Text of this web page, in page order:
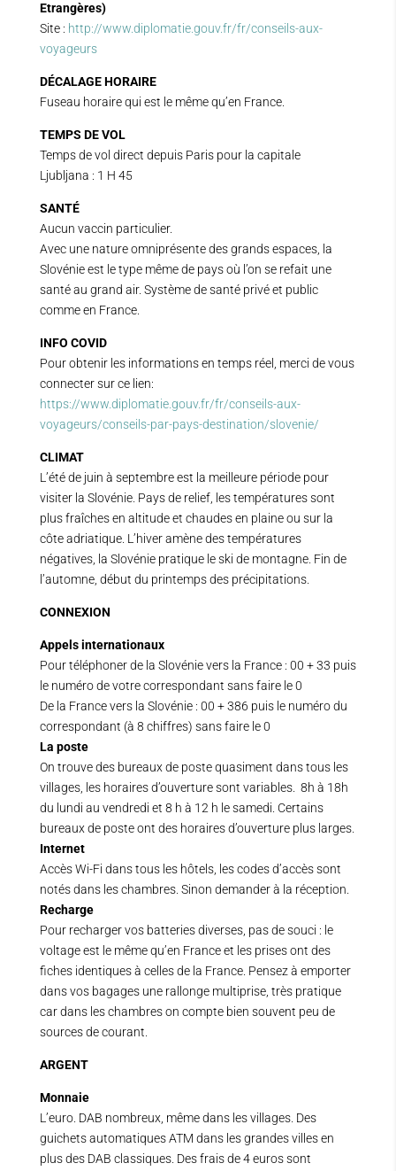
Etrangères)
Site : http://www.diplomatie.gouv.fr/fr/conseils-aux-
voyageurs
DÉCALAGE HORAIRE
Fuseau horaire qui est le même qu’en France.
TEMPS DE VOL
Temps de vol direct depuis Paris pour la capitale
Ljubljana : 1 H 45
SANTÉ
Aucun vaccin particulier.
Avec une nature omniprésente des grands espaces, la
Slovénie est le type même de pays où l’on se refait une
santé au grand air. Système de santé privé et public
comme en France.
INFO COVID
Pour obtenir les informations en temps réel, merci de vous
connecter sur ce lien:
https://www.diplomatie.gouv.fr/fr/conseils-aux-
voyageurs/conseils-par-pays-destination/slovenie/
CLIMAT
L’été de juin à septembre est la meilleure période pour
visiter la Slovénie. Pays de relief, les températures sont
plus fraîches en altitude et chaudes en plaine ou sur la
côte adriatique. L’hiver amène des températures
négatives, la Slovénie pratique le ski de montagne. Fin de
l’automne, début du printemps des précipitations.
CONNEXION
Appels internationaux
Pour téléphoner de la Slovénie vers la France : 00 + 33 puis
le numéro de votre correspondant sans faire le 0
De la France vers la Slovénie : 00 + 386 puis le numéro du
correspondant (à 8 chiffres) sans faire le 0
La poste
On trouve des bureaux de poste quasiment dans tous les
villages, les horaires d’ouverture sont variables. 8h à 18h
du lundi au vendredi et 8 h à 12 h le samedi. Certains
bureaux de poste ont des horaires d’ouverture plus larges.
Internet
Accès Wi-Fi dans tous les hôtels, les codes d’accès sont
notés dans les chambres. Sinon demander à la réception.
Recharge
Pour recharger vos batteries diverses, pas de souci : le
voltage est le même qu’en France et les prises ont des
fiches identiques à celles de la France. Pensez à emporter
dans vos bagages une rallonge multiprise, très pratique
car dans les chambres on compte bien souvent peu de
sources de courant.
ARGENT
Monnaie
L’euro. DAB nombreux, même dans les villages. Des
guichets automatiques ATM dans les grandes villes en
plus des DAB classiques. Des frais de 4 euros sont